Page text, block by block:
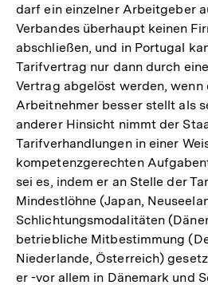
darf ein einzelner Arbeitgeber
Verbandes überhaupt keinen
abschließen, und in Portugal
Tarifvertrag nur dann durch
Vertrag abgelöst werden, wenn
Arbeitnehmer besser stellt als
anderer Hinsicht nimmt der
Tarifverhandlungen in einer
kompetenzgerechten
sei es, indem er an Stelle der
Mindestlöhne (Japan,
Schlichtungsmodalitäten
betriebliche Mitbestimmung
Niederlande, Österreich)
er -vor allem in Dänemark und